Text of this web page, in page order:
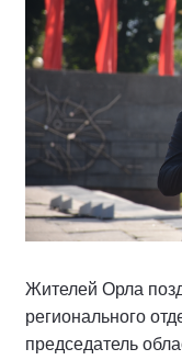
Жителей Орла
регионального
председатель